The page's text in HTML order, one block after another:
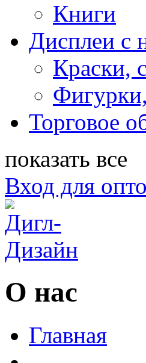
Книги
Дисплеи с
Краски,
Торговое
показать все
Вход для
О нас
Главная